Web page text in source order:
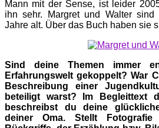
Mann mit der Sense, ist leider
ihn sehr. Margret und Walter
Jahre alt. Über das Buch haben sie
Sind deine Themen immer
Erfahrungswelt gekoppelt? War
Beschreibung einer
beteiligt warst? Im Begleittext
beschreibst du deine
deiner Oma. Stellt